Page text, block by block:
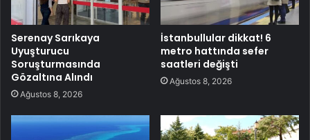
Serenay Sarıkaya
Uyuşturucu
Soruşturmasında
Gözaltına Alındı
Ağustos 8, 2026
İstanbullular dikkat! 6
metro hattında sefer
saatleri değişti
Ağustos 8, 2026